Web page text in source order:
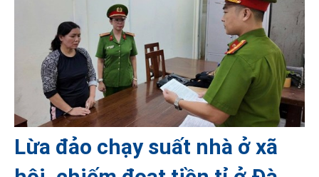
Lừa đảo chạy suất nhà ở xã